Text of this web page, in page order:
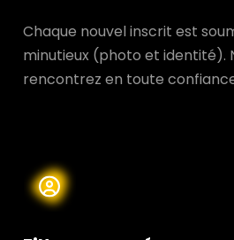
Chaque nouvel inscrit est
minutieux (photo et identité).
rencontrez en toute